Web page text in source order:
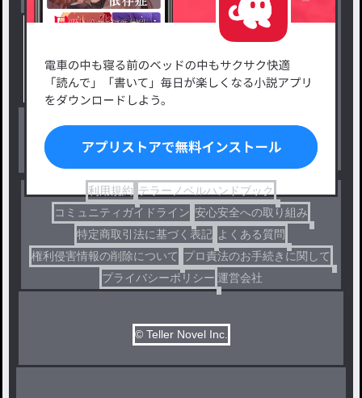
新着小説一覧
小説コンテスト応募・公募
出版・メディアミックス作品
恋愛・ロマンス
ファンタジー・異世界・SF
ホラー・ミステリー
コメディ
利用規約 テラーノベルハンドブック
コミュニティガイドライン 安心安全への取り組み
特定商取引法に基づく表記 よくある質問
権利侵害情報の削除について プロ責法のお手続きに関して
プライバシーポリシー 運営会社
© Teller Novel Inc.